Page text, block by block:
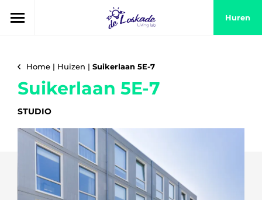
Huren
Home | Huizen | Suikerlaan 5E-7
Suikerlaan 5E-7
STUDIO